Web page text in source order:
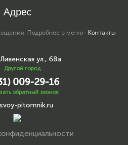
Адрес
Подробнее в меню - Контакты
ул., 68а
Другой город
009-29-16
обратный звонок
pitomnik.ru